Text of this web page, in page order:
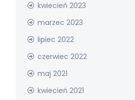
kwiecień 2023
marzec 2023
lipiec 2022
czerwiec 2022
maj 2021
kwiecień 2021